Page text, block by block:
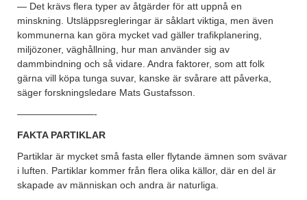
— Det krävs flera typer av åtgärder för att uppnå en
minskning. Utsläppsregleringar är såklart viktiga, men även
kommunerna kan göra mycket vad gäller trafikplanering,
miljözoner, väghållning, hur man använder sig av
dammbindning och så vidare. Andra faktorer, som att folk
gärna vill köpa tunga suvar, kanske är svårare att påverka,
säger forskningsledare Mats Gustafsson.
————————-
FAKTA PARTIKLAR
Partiklar är mycket små fasta eller flytande ämnen som svävar
i luften. Partiklar kommer från flera olika källor, där en del är
skapade av människan och andra är naturliga.